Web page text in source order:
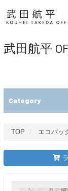
武田航平
Category
TOP エコバッ